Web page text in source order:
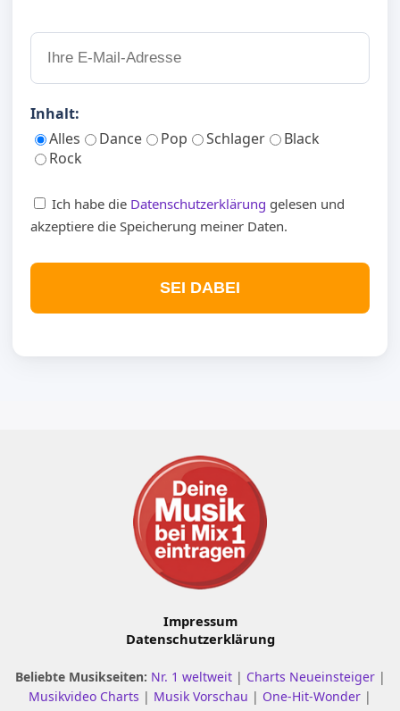
Inhalt:
Alles
Dance Pop Schlager
Black
Rock
Ich habe die Datenschutzerklärung gelesen und
akzeptiere die Speicherung meiner Daten.
SEI DABEI
Impressum
Datenschutzerklärung
Beliebte Musikseiten: Nr. 1 weltweit | Charts Neueinsteiger |
Musikvideo Charts | Musik Vorschau | One-Hit-Wonder |